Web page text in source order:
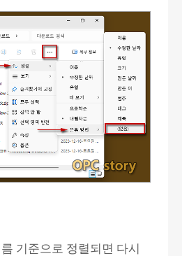
기준으로 정렬되면 다시